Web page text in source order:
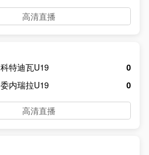
高清直播
科特迪瓦U19
委内瑞拉U19
0
0
高清直播